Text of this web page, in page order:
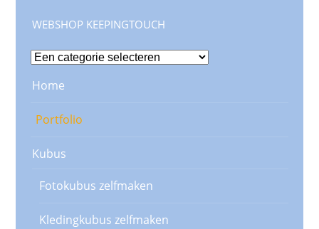
WEBSHOP KEEPINGTOUCH
Home
Portfolio
Kubus
Fotokubus zelfmaken
Kledingkubus zelfmaken